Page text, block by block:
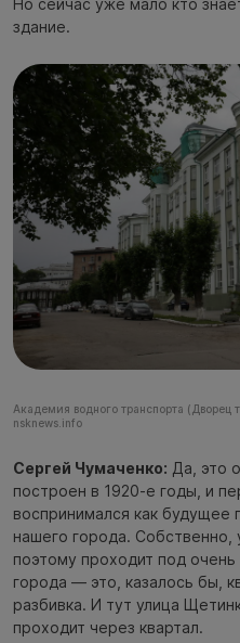
Но сейчас уже мало кто
здание.
Академия водного транспорта (Дворец
nsknews.info
Сергей Чумаченко: Да, это
построен в 1920-е годы, и
воспринимался как будущее
нашего города. Собственно,
поэтому проходит под
города — это, казалось бы,
разбивка. И тут улица
проходит через квартал.